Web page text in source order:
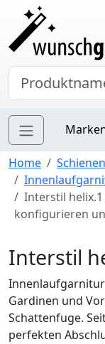
Home Schienen
Interstil
konfigurieren
Interstil
Gardinen und
Schattenfuge.
perfekten